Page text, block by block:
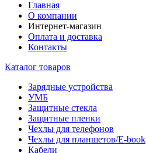
Главная
О компании
Интернет-магазин
Оплата и доставка
Контакты
Каталог товаров
Зарядные устройства
УМБ
Защитные стекла
Защитные пленки
Чехлы для телефонов
Чехлы для планшетов/E-book
Кабели